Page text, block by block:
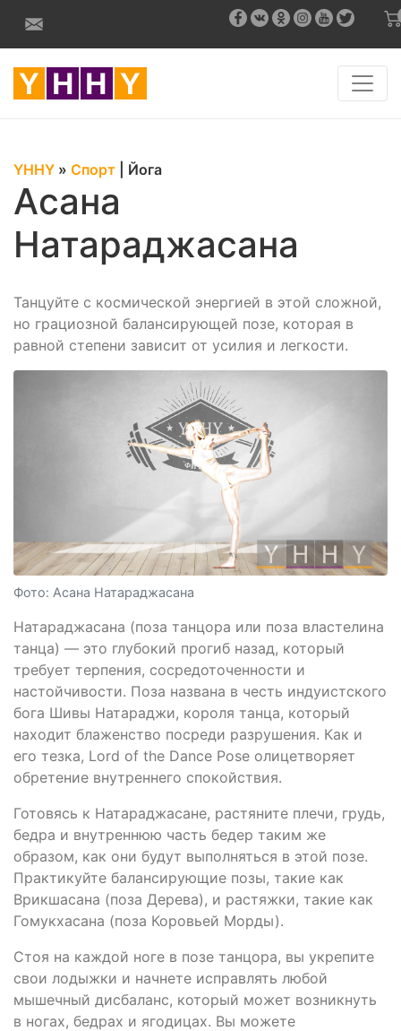
YHHY » Спорт Йога
Асана
Натараджасана
Танцуйте с космической энергией в этой сложной,
но грациозной балансирующей позе, которая в
равной степени зависит от усилия и легкости.
Фото: Асана Натараджасана
Натараджасана (поза танцора или поза властелина
танца) — это глубокий прогиб назад, который
требует терпения, сосредоточенности и
настойчивости. Поза названа в честь индуистского
бога Шивы Натараджи, короля танца, который
находит блаженство посреди разрушения. Как и
его тезка, Lord of the Dance Pose олицетворяет
обретение внутреннего спокойствия.
Готовясь к Натараджасане, растяните плечи, грудь,
бедра и внутреннюю часть бедер таким же
образом, как они будут выполняться в этой позе.
Практикуйте балансирующие позы, такие как
Врикшасана (поза Дерева), и растяжки, такие как
Гомукхасана (поза Коровьей Морды).
Стоя на каждой ноге в позе танцора, вы укрепите
свои лодыжки и начнете исправлять любой
мышечный дисбаланс, который может возникнуть
в ногах, бедрах и ягодицах. Вы можете